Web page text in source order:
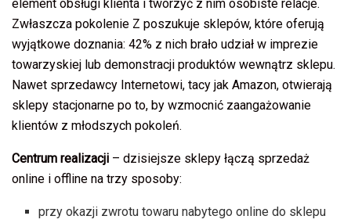
element obsługi klienta i tworzyć z nim osobiste relacje.
Zwłaszcza pokolenie Z poszukuje sklepów, które oferują
wyjątkowe doznania: 42% z nich brało udział w imprezie
towarzyskiej lub demonstracji produktów wewnątrz sklepu.
Nawet sprzedawcy Internetowi, tacy jak Amazon, otwierają
sklepy stacjonarne po to, by wzmocnić zaangażowanie
klientów z młodszych pokoleń.
Centrum realizacji – dzisiejsze sklepy łączą sprzedaż
online i offline na trzy sposoby:
przy okazji zwrotu towaru nabytego online do sklepu